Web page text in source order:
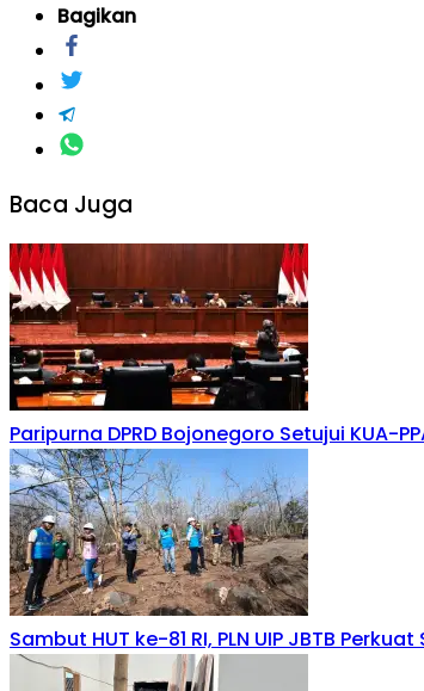
Bagikan
Baca Juga
Paripurna DPRD Bojonegoro Setujui KUA-
Sambut HUT ke-81 RI, PLN UIP JBTB